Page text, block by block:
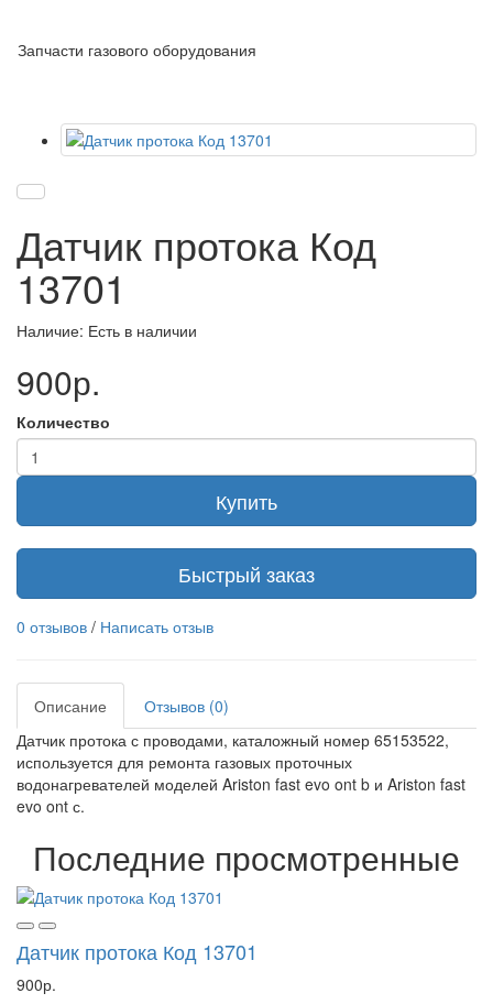
Запчасти газового оборудования
Датчик протока Код
13701
Наличие: Есть в наличии
900р.
Количество
Купить
Быстрый заказ
0 отзывов / Написать отзыв
Описание
Отзывов (0)
Датчик протока с проводами, каталожный номер 65153522,
используется для ремонта газовых проточных
водонагревателей моделей Ariston fast evo ont b и Ariston fast
evo ont с.
Последние просмотренные
Датчик протока Код 13701
900р.